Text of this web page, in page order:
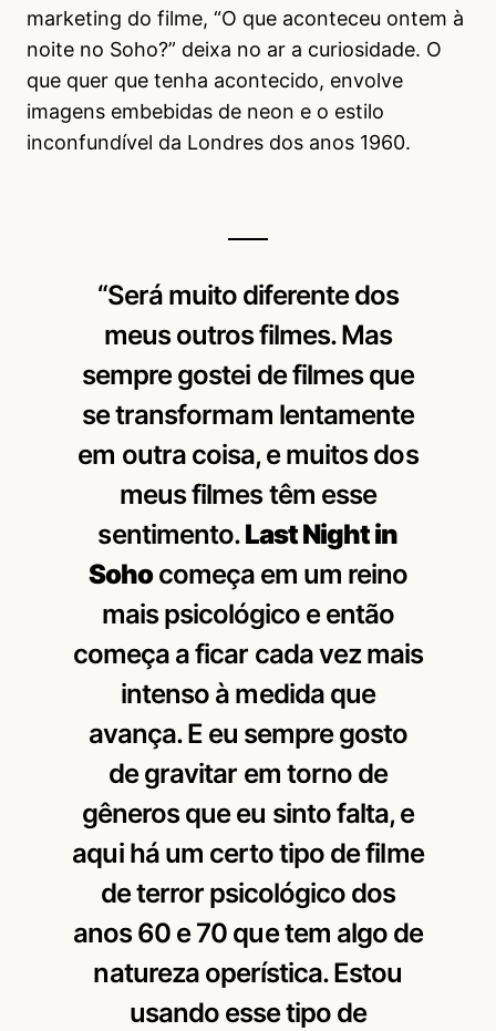
marketing do filme, “O que aconteceu ontem à
noite no Soho?” deixa no ar a curiosidade. O
que quer que tenha acontecido, envolve
imagens embebidas de neon e o estilo
inconfundível da Londres dos anos 1960.
“Será muito diferente dos
meus outros filmes. Mas
sempre gostei de filmes que
se transformam lentamente
em outra coisa, e muitos dos
meus filmes têm esse
sentimento.Last Night in
Sohocomeça em um reino
mais psicológico e então
começa a ficar cada vez mais
intenso à medida que
avança. E eu sempre gosto
de gravitar em torno de
gêneros que eu sinto falta, e
aqui há um certo tipo de filme
de terror psicológico dos
anos 60 e 70 que tem algo de
natureza operística. Estou
usando esse tipo de